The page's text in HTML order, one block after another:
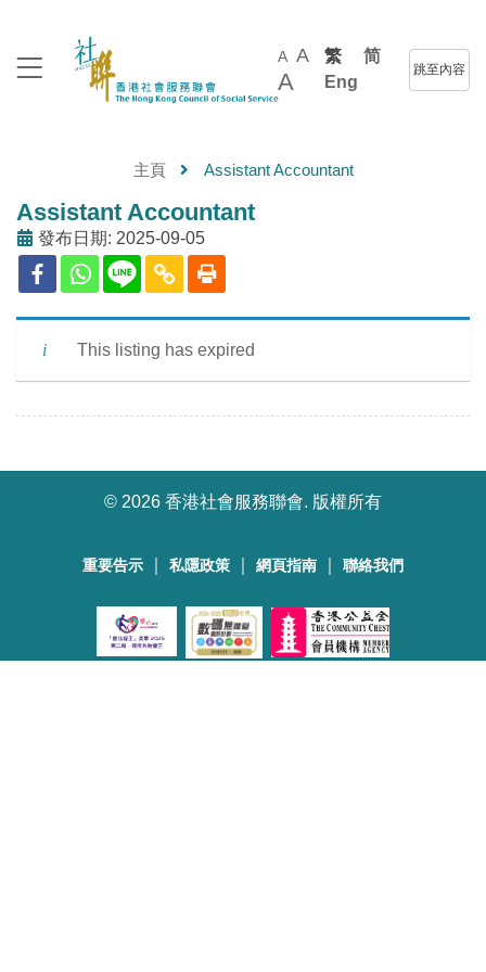
A A
A
繁
简
Eng
跳至內容
主頁 Assistant Accountant
Assistant Accountant
發布日期: 2025-09-05
This listing has expired
© 2026 香港社會服務聯會. 版權所有
重要告示 私隱政策 網頁指南 聯絡我們